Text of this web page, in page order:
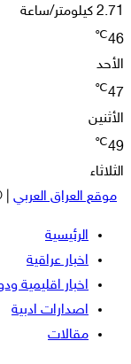
2.71 كيلومتر/ساعة
46
℃
الأحد
47
℃
الأثنين
49
℃
الثلاثاء
موقع العراق العربي
الرئيسية
اخبار عراقية
اخبار اقليمية
اصدارات ادبية
مقالات